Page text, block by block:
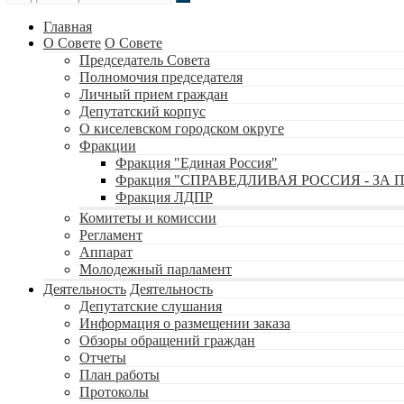
Главная
О Совете О Совете
Председатель Совета
Полномочия председателя
Личный прием граждан
Депутатский корпус
О киселевском городском округе
Фракции
Фракция "Единая Россия"
Фракция "СПРАВЕДЛИВАЯ РОССИЯ - ЗА
Фракция ЛДПР
Комитеты и комиссии
Регламент
Аппарат
Молодежный парламент
Деятельность Деятельность
Депутатские слушания
Информация о размещении заказа
Обзоры обращений граждан
Отчеты
План работы
Протоколы